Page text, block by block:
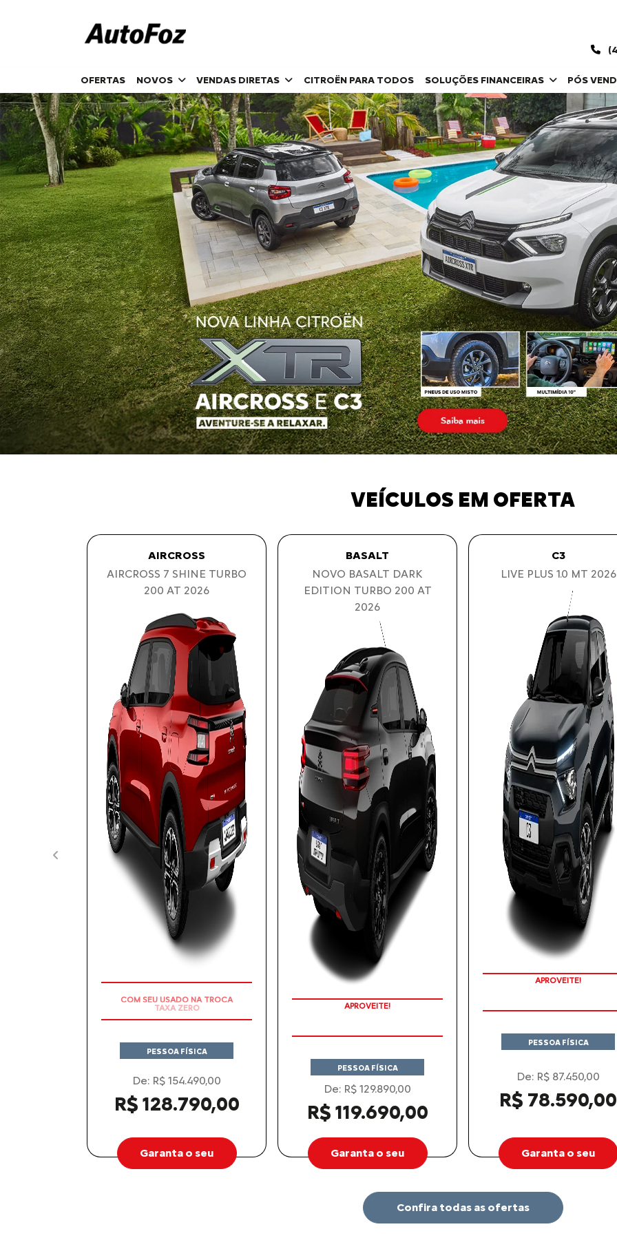
OFERTAS NOVOS VENDAS DIRETAS CITROËN PARA TODOS SOLUÇÕES FINANCEIRAS PÓS
VEÍCULOS EM OFERTA
C3
LIVE GO 1.0 MT 2026
APROVEITE!
À VISTA POR R$ 73.458,00
MOTORISTA DE APP
Garanta o seu
BASALT
NOVO BASALT DARK
EDITION TURBO 200 AT
2026
APROVEITE!
PME
De: R$ 129.890,00
R$ 116.901,00
Garanta o seu
BASALT
BASALT FEEL 1.0 MT
APROVEITE!
COM SEU USADO NA TROCA
PESSOA FÍSICA
De: R$ 112.590,00
R$ 97.690,00
Garanta o seu
templates.template-01.components.carousel.texts.control_prev
Confira todas as ofertas
LINHA CITROËN
BASALT AIRCROSS